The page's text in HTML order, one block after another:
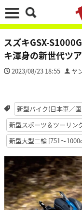
スズキGSX-
キ渾身の新世代ツ
2023/08/23 18:55 ヤ
新型バイク(日本車／
新型スポーツ＆ツーリン
新型大型二輪 [751〜